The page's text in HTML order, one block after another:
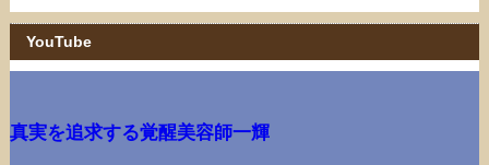
YouTube
真実を追求する覚醒美容師一輝